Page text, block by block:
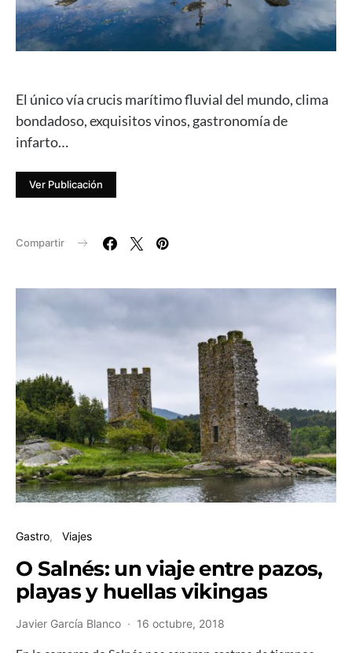
El único vía crucis marítimo fluvial del mundo, clima
bondadoso, exquisitos vinos, gastronomía de
infarto…
Ver Publicación
Compartir
Gastro Viajes
O Salnés: un viaje entre pazos,
playas y huellas vikingas
Javier García Blanco 16 octubre, 2018